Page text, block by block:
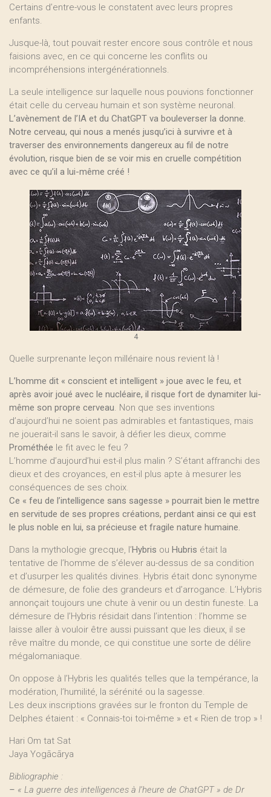
Certains d’entre-vous le constatent avec leurs propres
enfants.
Jusque-là, tout pouvait rester encore sous contrôle et nous
faisions avec, en ce qui concerne les conflits ou
incompréhensions intergénérationnels.
La seule intelligence sur laquelle nous pouvions fonctionner
était celle du cerveau humain et son système neuronal.
L’avènement de l’IA et du ChatGPT va bouleverser la donne.
Notre cerveau, qui nous a menés jusqu’ici à survivre et à
traverser des environnements dangereux au fil de notre
évolution, risque bien de se voir mis en cruelle compétition
avec ce qu’il a lui-même créé !
4
Quelle surprenante leçon millénaire nous revient là !
L’homme dit « conscient et intelligent » joue avec le feu, et
après avoir joué avec le nucléaire, il risque fort de dynamiter lui-
même son propre cerveau. Non que ses inventions
d’aujourd’hui ne soient pas admirables et fantastiques, mais
ne jouerait-il sans le savoir, à défier les dieux, comme
Prométhée le fit avec le feu ?
L’homme d’aujourd’hui est-il plus malin ? S’étant affranchi des
dieux et des croyances, en est-il plus apte à mesurer les
conséquences de ses choix.
Ce « feu de l’intelligence sans sagesse » pourrait bien le mettre
en servitude de ses propres créations, perdant ainsi ce qui est
le plus noble en lui, sa précieuse et fragile nature humaine.
Dans la mythologie grecque, l’Hybris ou Hubris était la
tentative de l’homme de s’élever au-dessus de sa condition
et d’usurper les qualités divines. Hybris était donc synonyme
de démesure, de folie des grandeurs et d’arrogance. L’Hybris
annonçait toujours une chute à venir ou un destin funeste. La
démesure de l’Hybris résidait dans l’intention : l’homme se
laisse aller à vouloir être aussi puissant que les dieux, il se
rêve maître du monde, ce qui constitue une sorte de délire
mégalomaniaque.
On oppose à l’Hybris les qualités telles que la tempérance, la
modération, l’humilité, la sérénité ou la sagesse.
Les deux inscriptions gravées sur le fronton du Temple de
Delphes étaient : « Connais-toi toi-même » et « Rien de trop » !
Hari Om tat Sat
Jaya Yogācārya
Bibliographie :
– « La guerre des intelligences à l’heure de ChatGPT » de Dr